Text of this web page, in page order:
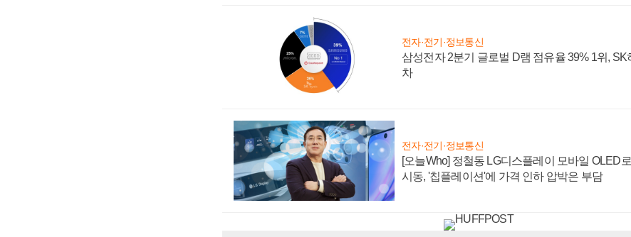
전자·전기·정보통신
삼성전자 2분기 글로벌 D램 점유율 39% 1위, SK
차
전자·전기·정보통신
[오늘Who] 정철동 LG디스플레이 모바일 OLED
시동, '칩플레이션'에 가격 인하 압박은 부담